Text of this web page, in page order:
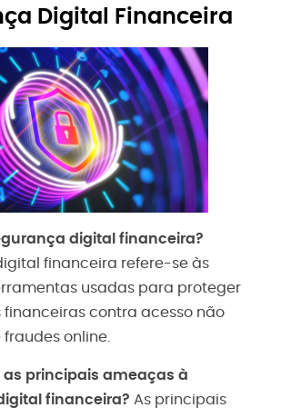
Digital Financeira
digital financeira?
financeira refere-se às
usadas para proteger
financeiras contra acesso não
online.
as principais ameaças à
financeira? As principais